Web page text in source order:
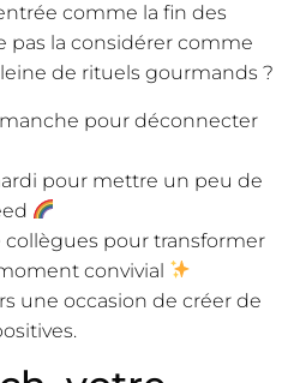
comme la fin des
pas la considérer comme
de rituels gourmands ?
pour déconnecter
pour mettre un peu de
pour transformer
convivial
une occasion de créer de